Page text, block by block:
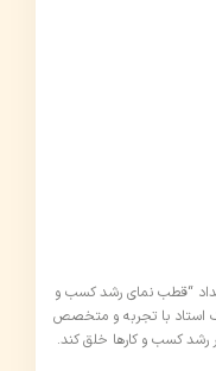
“قطب نمای رشد کسب و
استاد با تجربه و متخصص
کسب و کارها خلق کند.